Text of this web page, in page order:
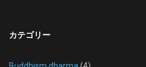
カテゴリー